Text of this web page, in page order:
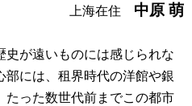
上海在住 中原 萌
が遠いものには感じられな
部には、租界時代の洋館や銀
たった数世代前までこの都市